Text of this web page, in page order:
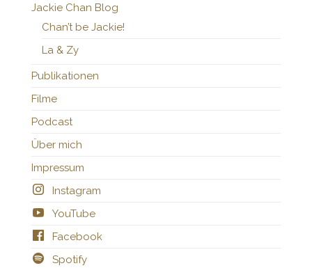
Jackie Chan Blog
Chan’t be Jackie!
La & Zy
Publikationen
Filme
Podcast
Über mich
Impressum
Instagram
YouTube
Facebook
Spotify